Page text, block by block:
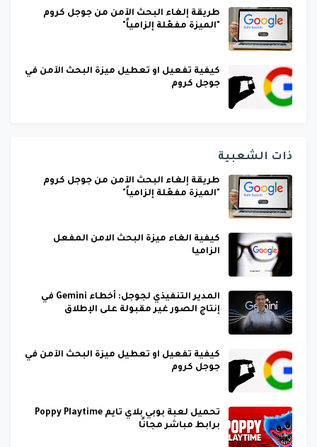
طريقة إلغاء البحث الآمن من جوجل كروم
"الميزة مفعّلة إلزامياً"
كيفية تفعيل او تعطيل ميزة البحث الآمن في
جوجل كروم
ذات الشعبية
طريقة إلغاء البحث الآمن من جوجل كروم
"الميزة مفعّلة إلزامياً"
كيفية الغاء ميزة البحث الامن المفعل
الزاميا
المدير التنفيذي لجوجل: أخطاء Gemini في
إنتاج الصور غير مقبولة على الإطلاق
كيفية تفعيل او تعطيل ميزة البحث الآمن في
جوجل كروم
تحميل لعبة بوبي بلاي تايم Poppy Playtime
برابط مباشر مجانًا